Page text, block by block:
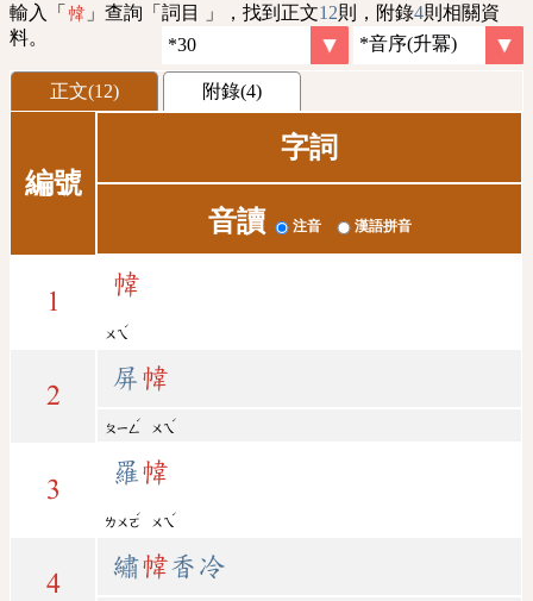
輸入「 幃 」查詢「詞目 」，找到正文12則，附錄4則相關資
料。
正文(12) 附錄(4)
編號
字詞
音讀 注音 漢語拼音
1
幃
ㄨㄟ
ˊ
2
屏 幃
ㄆㄧㄥ
ˊ
ㄨㄟ
ˊ
3
羅幃
ㄌㄨㄛ
ˊ
ㄨㄟ
ˊ
4
繡幃香冷